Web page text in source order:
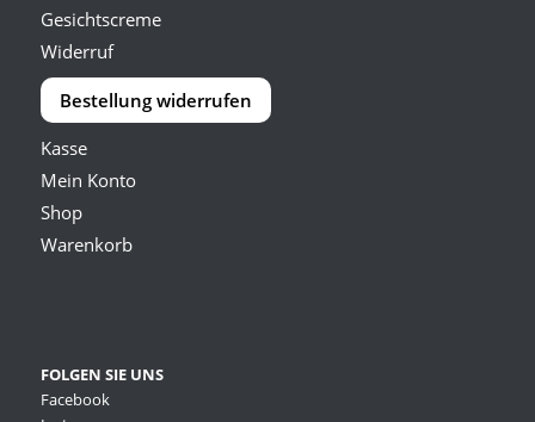
Gesichtscreme
Widerruf
Bestellung widerrufen
Kasse
Mein Konto
Shop
Warenkorb
FOLGEN SIE UNS
Facebook